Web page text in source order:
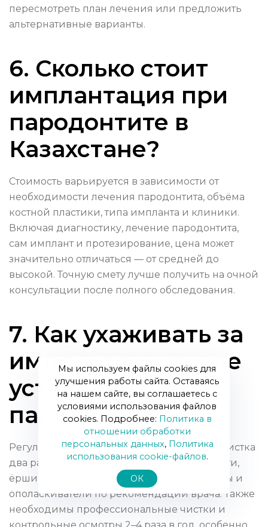
пересмотреть план лечения или предложить
альтернативные варианты.
6. Сколько стоит
имплантация при
пародонтите в
Казахстане?
Стоимость варьируется в зависимости от
необходимости лечения пародонтита, объёма
костной пластики, типа импланта и клиники.
Включая диагностику, лечение пародонтита,
сам имплант и протезирование, цена может
значительно отличаться — от средней до
высокой. Точную смету лучше получить на очной
консультации после полного обследования.
7. Как ухаживать за
имплантами после
установки при
пародонтите?
Регулярная гигиена — ключевой фактор: чистка
два раза в день, использование зубной нити,
ёршиков и ирригатора, специальные пасты и
ополаскиватели по рекомендации врача. Также
необходимы профессиональные чистки и
Мы используем файлы cookies для
улучшения работы сайта. Оставаясь
на нашем сайте, вы соглашаетесь с
условиями использования файлов
cookies. Подробнее: Политика в
отношении обработки
персональных данных, Политика
использования сookie-файлов.
ОК